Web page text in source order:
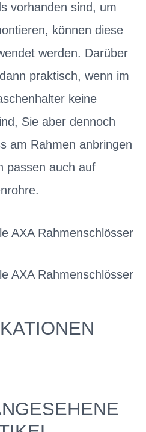
vorhanden sind, um
können diese
werden. Darüber
praktisch, wenn im
keine
Sie aber dennoch
am Rahmen anbringen
passen auch auf
AXA Rahmenschlösser
AXA Rahmenschlösser